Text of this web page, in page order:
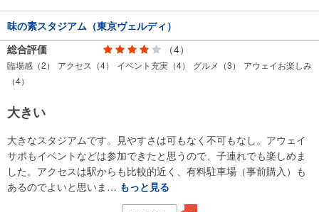
味の素スタジアム（東京ヴェルディ）
総合評価
（4）
臨場感（2） アクセス（4） イベント充実（4） グルメ（3）
アウェイお楽しみ
（4）
大きい
大きなスタジアムです。見やすさは可もなく不可もなし。アウェイ
サポもイベントなどは参加できたと思うので、子連れでも楽しめま
した。アクセスは駅からも比較的近く、有料駐車場（事前購入）も
あるのでよいと思いま… もっと見る